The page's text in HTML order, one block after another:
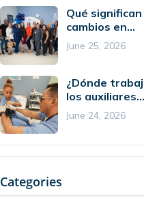
Qué significan
cambios en...
June 25, 2026
¿Dónde
los auxiliares...
June 24, 2026
Categories